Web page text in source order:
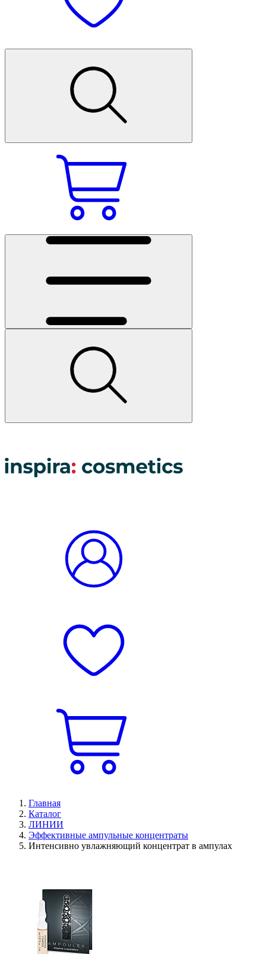
Главная
Каталог
ЛИНИИ
Эффективные ампульные концентраты
Интенсивно увлажняющий концентрат в ампулах